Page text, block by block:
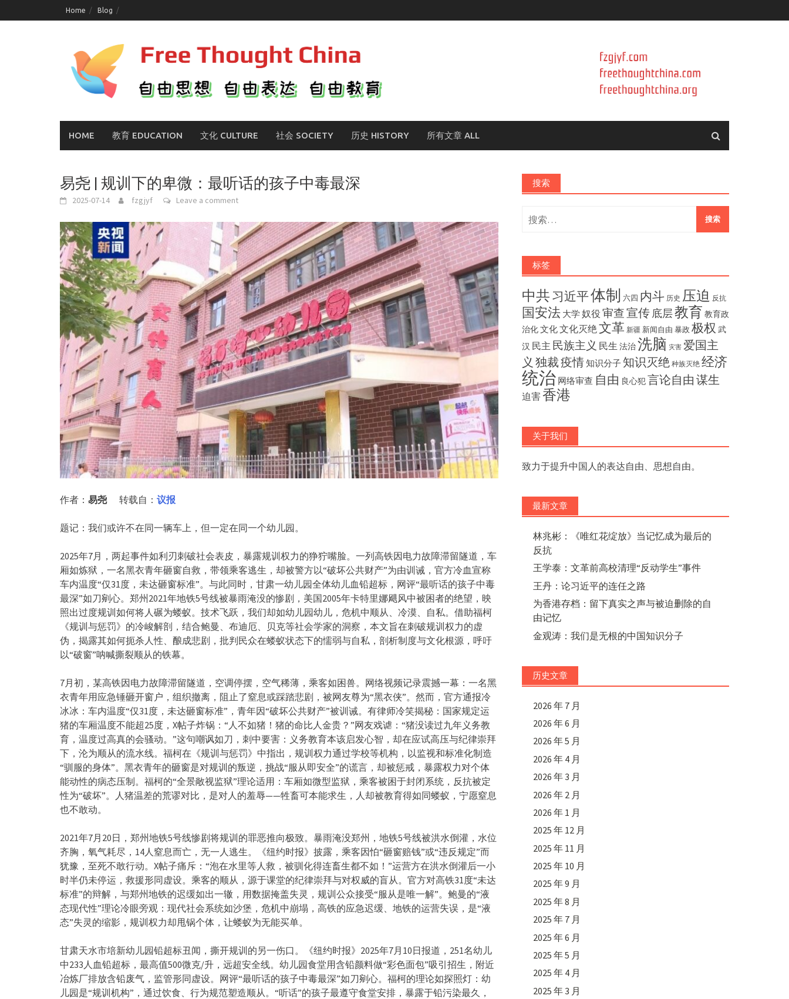
to
Home Blog
HOME 教育 EDUCATION 文化 CULTURE 社会 SOCIETY 历史 HISTORY 所有文章 ALL
易尧 | 规训下的卑微：最听话的孩子中毒最深
2025-07-14 fzgjyf Leave a comment
作者： 易尧转载自： 议报
题记：我们或许不在同一辆车上，但一定在同一个幼儿园。
2025年7月，两起事件如利刃刺破社会表皮， 暴露规训权力的狰狞嘴脸。一列高铁因电力故障滞留隧道， 车
厢如炼狱，一名黑衣青年砸窗自救，带领乘客逃生，却被警方以“破坏公共财产”为由训诫，官方冷血宣称
车内温度“仅31度， 未达砸窗标准”。与此同时，甘肃一幼儿园全体幼儿血铅超标， 网评“最听话的孩子中毒
最深”如刀剜心。 郑州2021年地铁5号线被暴雨淹没的惨剧， 美国2005年卡特里娜飓风中被困者的绝望， 映
照出过度规训如何将人碾为蝼蚁。技术飞跃， 我们却如幼儿园幼儿，危机中顺从、冷漠、自私。借助福柯
《规训与惩罚》的冷峻解剖，结合鲍曼、布迪厄、
贝克等社会学家的洞察，本文旨在刺破规训权力的虚
伪， 揭露其如何扼杀人性、酿成悲剧， 批判民众在蝼蚁状态下的懦弱与自私，剖析制度与文化根源， 呼吁
以“破窗”呐喊撕裂顺从的铁幕。
7月初，某高铁因电力故障滞留隧道，空调停摆，空气稀薄， 乘客如困兽。网络视频记录震撼一幕： 一名黑
衣青年用应急锤砸开窗户，组织撤离， 阻止了窒息或踩踏悲剧，被网友尊为“黑衣侠”。然而， 官方通报冷
冰冰：车内温度“仅31度，未达砸窗标准”，青年因“破坏公共财产”被训诫。有律师冷笑揭秘： 国家规定运
猪的车厢温度不能超25度，X帖子炸锅：“人不如猪！ 猪的命比人金贵？”网友戏谑：“猪没读过九年义务教
育， 温度过高真的会骚动。”这句嘲讽如刀，刺中要害： 义务教育本该启发心智，却在应试高压与纪律崇拜
下， 沦为顺从的流水线。福柯在《规训与惩罚》中指出， 规训权力通过学校等机构，以监视和标准化制造
“驯服的身体”。 黑衣青年的砸窗是对规训的叛逆，挑战“服从即安全”的谎言， 却被惩戒，暴露权力对个体
能动性的病态压制。福柯的“全景敞视监狱”理论适用：车厢如微型监狱，乘客被困于封闭系统， 反抗被定
性为“破坏”。人猪温差的荒谬对比，是对人的羞辱——牲畜可本能求生，人却被教育得如同蝼蚁，宁愿窒息
也不敢动。
2021年7月20日， 郑州地铁5号线惨剧将规训的罪恶推向极致。暴雨淹没郑州， 地铁5号线被洪水倒灌，水位
齐胸，氧气耗尽，14人窒息而亡， 无一人逃生。《纽约时报》披露，乘客因怕“砸窗赔钱”或“违反规定”而
犹豫，至死不敢行动。X帖子痛斥：“泡在水里等人救，被驯化得连畜生都不如！”运营方在洪水倒灌后一小
时半仍未停运，救援形同虚设。 乘客的顺从，源于课堂的纪律崇拜与对权威的盲从。 官方对高铁31度“未达
标准”的辩解， 与郑州地铁的迟缓如出一辙，用数据掩盖失灵，规训公众接受“服从是唯一解”。鲍曼的“液
态现代性”理论冷眼旁观： 现代社会系统如沙堡，危机中崩塌，高铁的应急迟缓、 地铁的运营失误，是“液
态”失灵的缩影，规训权力却甩锅个体， 让蝼蚁为无能买单。
甘肃天水市培新幼儿园铅超标丑闻，撕开规训的另一伤口。《纽约时报》2025年7月10日报道， 251名幼儿
中233人血铅超标，最高值500微克/升， 远超安全线。幼儿园食堂用含铅颜料做“彩色面包”吸引招生， 附近
冶炼厂排放含铅废气，监管形同虚设。网评“最听话的孩子中毒最深”如刀剜心。福柯的理论如探照灯： 幼
儿园是“规训机构”，通过饮食、行为规范塑造顺从。“听话”的孩子最遵守食堂安排，暴露于铅污染最久，
搜索
搜
索：
标签
中共习近平体制 六四 内斗 历史 压迫 反抗
国安法 大学 奴役 审查宣传底层教育 教育政
治化文化文化灭绝文革 新疆 新闻自由 暴政 极权 武
汉 民主 民族主义 民生 法治洗脑 灾害 爱国主
义 独裁疫情知识分子 知识灭绝 种族灭绝 经济
统治 网络审查 自由 良心犯言论自由 谋生
迫害香港
关于我们
致力于提升中国人的表达自由、思想自由。
最新文章
林兆彬：《唯红花绽放》当记忆成为最后的
反抗
王学泰：文革前高校清理“反动学生”事件
王丹：论习近平的连任之路
为香港存档：留下真实之声与被迫删除的自
由记忆
金观涛：我们是无根的中国知识分子
历史文章
2026 年 7 月
2026 年 6 月
2026 年 5 月
2026 年 4 月
2026 年 3 月
2026 年 2 月
2026 年 1 月
2025 年 12 月
2025 年 11 月
2025 年 10 月
2025 年 9 月
2025 年 8 月
2025 年 7 月
2025 年 6 月
2025 年 5 月
2025 年 4 月
2025 年 3 月